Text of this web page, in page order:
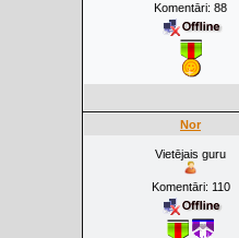
Komentāri: 88
Nor
Vietējais guru
Komentāri: 110